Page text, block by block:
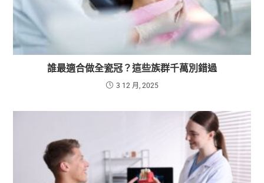
誰最適合做全瓷冠？這些族群千萬別錯過
3 12 月, 2025